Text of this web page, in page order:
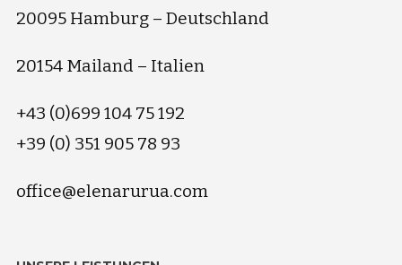
20095 Hamburg – Deutschland
20154 Mailand – Italien
+43 (0)699 104 75 192
+39 (0) 351 905 78 93
office@elenarurua.com